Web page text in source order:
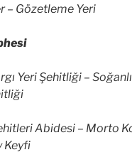
– Gözetleme Yeri
Yeri Şehitliği –
Abidesi – Morto
Keyfi